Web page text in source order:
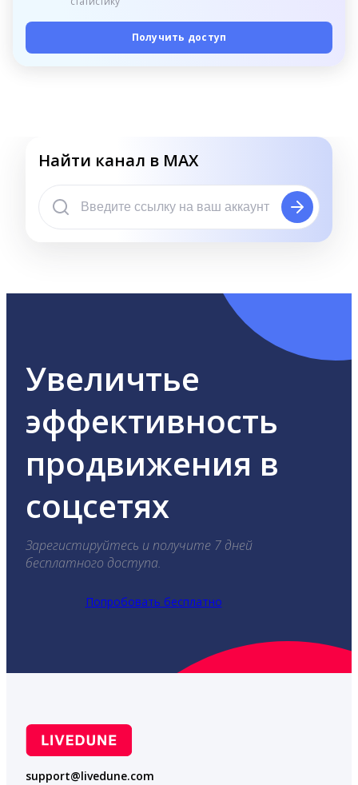
Получить доступ
Найти канал в MAX
Увеличтье
эффективность
продвижения в
соцсетях
Зарегистируйтесь и получите 7 дней
бесплатного доступа.
Попробовать бесплатно
support@livedune.com